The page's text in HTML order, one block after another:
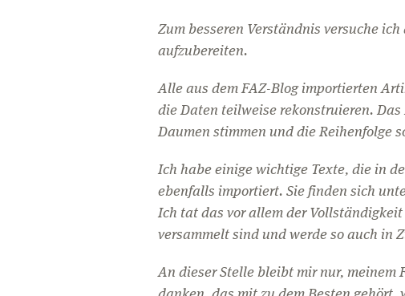
Zum besseren Verständnis versuche
aufzubereiten.
Alle aus dem FAZ-Blog importierten
die Daten teilweise rekonstruieren.
Daumen stimmen und die Reihenfolge
Ich habe einige wichtige Texte, die in
ebenfalls importiert. Sie finden sich
Ich tat das vor allem der
versammelt sind und werde so auch in
An dieser Stelle bleibt mir nur, meinem